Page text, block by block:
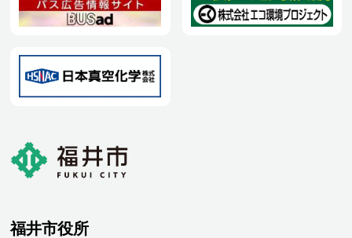
福井市役所